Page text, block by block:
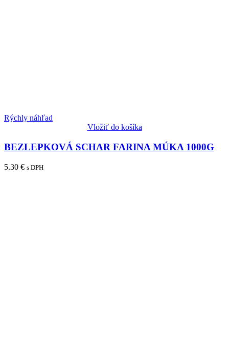
Rýchly náhľad
Vložiť do košíka
BEZLEPKOVÁ SCHAR FARINA MÚKA 1000G
5.30 € s DPH